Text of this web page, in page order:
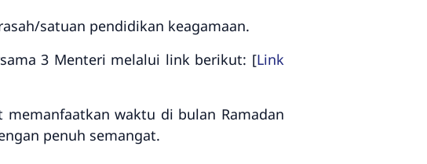
satuan pendidikan keagamaan.
3 Menteri melalui link berikut: [Link
waktu di bulan Ramadan
penuh semangat.